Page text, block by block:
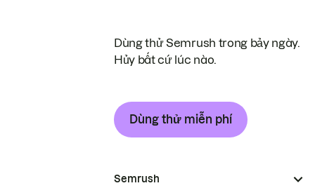
Dùng thử Semrush trong bảy ngày.
Hủy bất cứ lúc nào.
Dùng thử miễn phí
Semrush